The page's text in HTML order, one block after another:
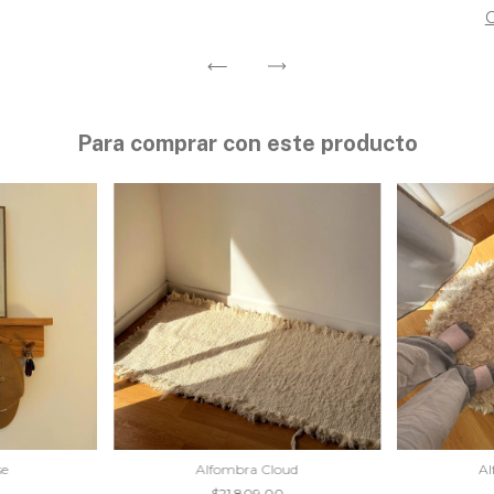
Para comprar con este producto
Alfombra Cloud